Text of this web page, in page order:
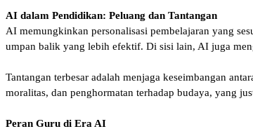
AI dalam Pendidikan: Peluang dan Tantangan
AI memungkinkan personalisasi pembelajaran yang
umpan balik yang lebih efektif. Di sisi lain, AI juga
Tantangan terbesar adalah menjaga keseimbangan
moralitas, dan penghormatan terhadap budaya, yang
Peran Guru di Era AI